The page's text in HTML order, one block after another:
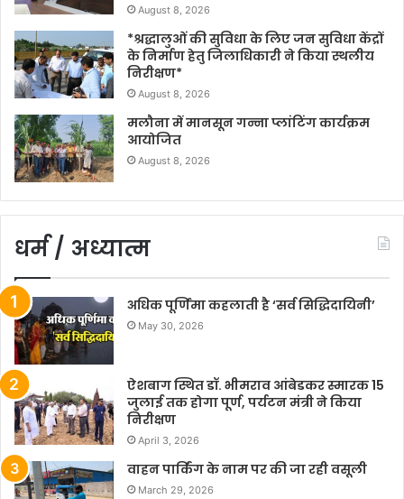
August 8, 2026
*श्रद्धालुओं की सुविधा के लिए जन सुविधा केंद्रों
के निर्माण हेतु जिलाधिकारी ने किया स्थलीय
निरीक्षण*
August 8, 2026
मलौना में मानसून गन्ना प्लांटिंग कार्यक्रम
आयोजित
August 8, 2026
धर्म / अध्यात्म
अधिक पूर्णिमा कहलाती है ‘सर्व सिद्धिदायिनी’
May 30, 2026
ऐशबाग स्थित डॉ. भीमराव आंबेडकर स्मारक 15
जुलाई तक होगा पूर्ण, पर्यटन मंत्री ने किया
निरीक्षण
April 3, 2026
वाहन पार्किंग के नाम पर की जा रही वसूली
March 29, 2026